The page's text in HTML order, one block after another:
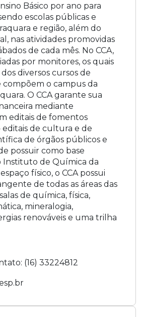
Básico por ano para
escolas públicas e
e região, além do
nas atividades promovidas
de cada mês. No CCA,
por monitores, os quais
diversos cursos de
o campus da
O CCA garante sua
mediante
editais de fomentos
de cultura e de
de órgãos públicos e
possuir como base
Instituto de Química da
físico, o CCA possui
de todas as áreas das
de química, física,
mineralogia,
renováveis e uma trilha
(16) 33224812